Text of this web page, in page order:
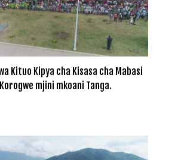
Kituo Kipya cha Kisasa cha Mabasi
mjini mkoani Tanga.